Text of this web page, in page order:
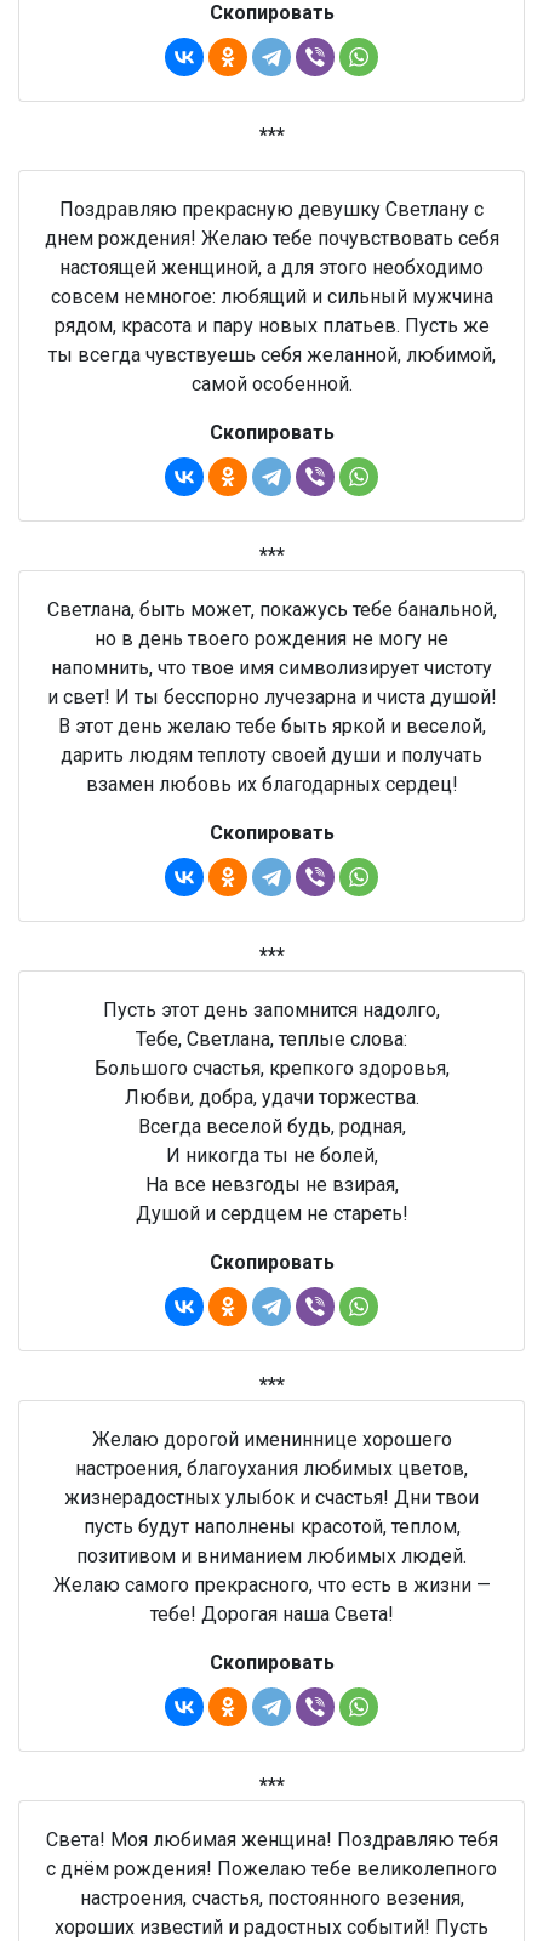
Скопировать
***
Поздравляю прекрасную девушку Светлану с
днем рождения! Желаю тебе почувствовать себя
настоящей женщиной, а для этого необходимо
совсем немногое: любящий и сильный мужчина
рядом, красота и пару новых платьев. Пусть же
ты всегда чувствуешь себя желанной, любимой,
самой особенной.
Скопировать
***
Светлана, быть может, покажусь тебе банальной,
но в день твоего рождения не могу не
напомнить, что твое имя символизирует чистоту
и свет! И ты бесспорно лучезарна и чиста душой!
В этот день желаю тебе быть яркой и веселой,
дарить людям теплоту своей души и получать
взамен любовь их благодарных сердец!
Скопировать
***
Пусть этот день запомнится надолго,
Тебе, Светлана, теплые слова:
Большого счастья, крепкого здоровья,
Любви, добра, удачи торжества.
Всегда веселой будь, родная,
И никогда ты не болей,
На все невзгоды не взирая,
Душой и сердцем не стареть!
Скопировать
***
Желаю дорогой имениннице хорошего
настроения, благоухания любимых цветов,
жизнерадостных улыбок и счастья! Дни твои
пусть будут наполнены красотой, теплом,
позитивом и вниманием любимых людей.
Желаю самого прекрасного, что есть в жизни —
тебе! Дорогая наша Света!
Скопировать
***
Света! Моя любимая женщина! Поздравляю тебя
с днём рождения! Пожелаю тебе великолепного
настроения, счастья, постоянного везения,
хороших известий и радостных событий! Пусть